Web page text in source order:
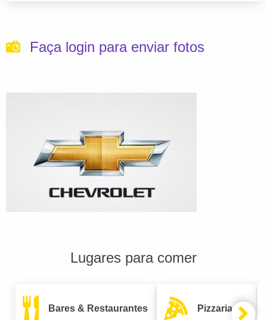
Faça login para enviar fotos
Lugares para comer
Bares & Restaurantes Pizzarias